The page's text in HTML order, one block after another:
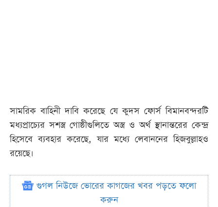
সামরিক বাহিনী দাবি করেছে যে কুদস ফোর্স বিমানবন্দরটি
মধ্যপ্রাচ্যের সশস্ত্র গোষ্ঠীগুলিতে অস্ত্র ও অর্থ স্থানান্তরের কেন্দ্র
হিসেবে ব্যবহার করেছে, যার মধ্যে লেবাননের হিজবুল্লাহও
রয়েছে।
গুগল নিউজে ভোরের কাগজের খবর পড়তে ফলো
করুন